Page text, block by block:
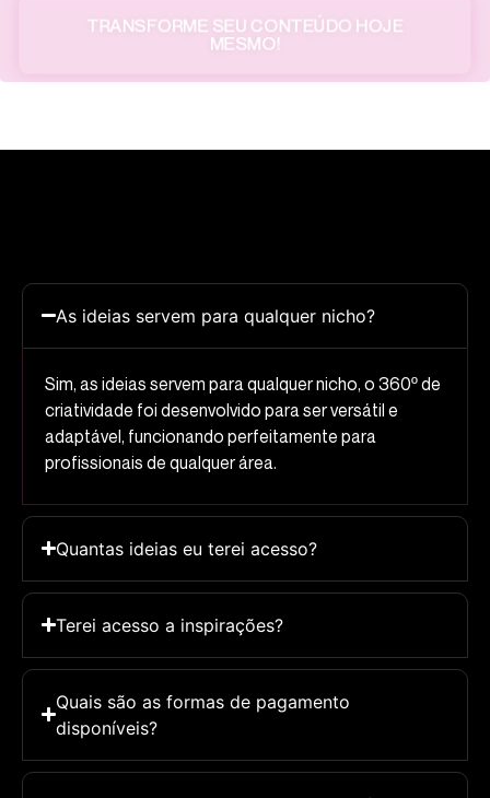
TRANSFORME SEU CONTEÚDO HOJE
MESMO!
As ideias servem para qualquer nicho?
Sim, as ideias servem para qualquer nicho, o 360º de
criatividade foi desenvolvido para ser versátil e
adaptável, funcionando perfeitamente para
profissionais de qualquer área.
Quantas ideias eu terei acesso?
Terei acesso a inspirações?
Quais são as formas de pagamento
disponíveis?